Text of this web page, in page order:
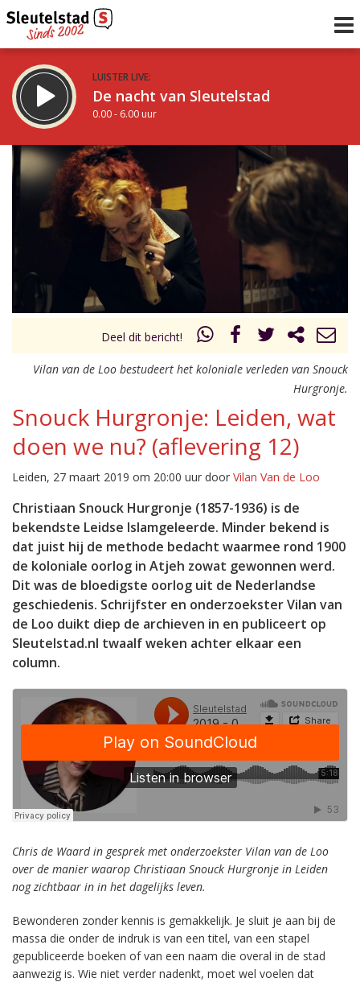
LUISTER LIVE:
De nacht van Sleutelstad
0.00 - 6.00 uur
STRAKS:
De ochtend van Sleutelstad
6.00 - 12.00 uur
uur 1 van 0 Volgend uur
Deel dit bericht!
Vilan van de Loo bestudeert het koloniale verleden van Snouck
Hurgronje.
Snouck Hurgronje: Leiden, wat
doen we nu? (aflevering 12)
Leiden, 27 maart 2019 om 20:00 uur door Vilan Van de Loo
Christiaan Snouck Hurgronje (1857-1936) is de
bekendste Leidse Islamgeleerde. Minder bekend is
dat juist hij de methode bedacht waarmee rond 1900
de koloniale oorlog in Atjeh zowat gewonnen werd.
Dit was de bloedigste oorlog uit de Nederlandse
geschiedenis. Schrijfster en onderzoekster Vilan van
de Loo duikt diep de archieven in en publiceert op
Sleutelstad.nl twaalf weken achter elkaar een
column.
Chris de Waard in gesprek met onderzoekster Vilan van de Loo
over de manier waarop Christiaan Snouck Hurgronje in Leiden
nog zichtbaar in in het dagelijks leven.
Bewonderen zonder kennis is gemakkelijk. Je sluit je aan bij de
massa die onder de indruk is van een titel, van een stapel
gepubliceerde boeken of van een naam die overal in de stad
aanwezig is. Wie niet verder nadenkt, moet wel voelen dat